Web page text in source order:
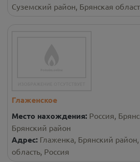
Суземский район, Брянская
Глаженское
Место нахождения: Россия,
Брянский район
Адрес: Глаженка, Брянский
область, Россия